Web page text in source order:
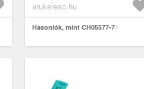
arukereso.hu
Hasonlók, mint CH05577-7